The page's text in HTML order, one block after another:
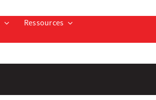
Ressources